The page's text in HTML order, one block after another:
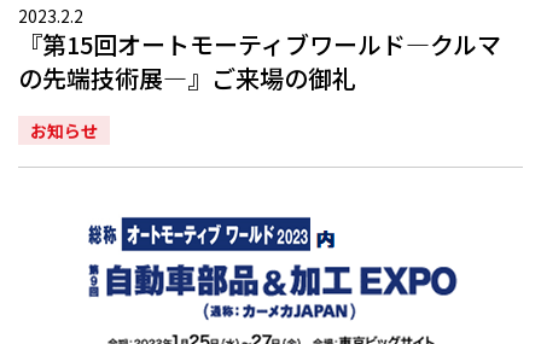
2023.2.2
『第15回オートモーティブワールド―クルマ
の先端技術展―』ご来場の御礼
お知らせ